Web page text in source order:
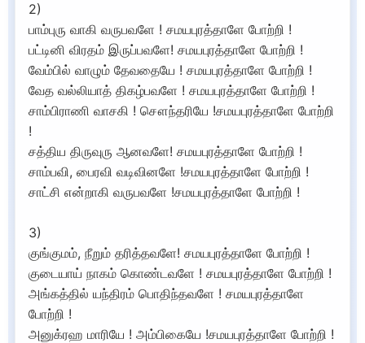
2)
பாம்புரு வாகி வருபவளே ! சமயபுரத்தாளே போற்றி !
பட்டினி விரதம் இருப்பவளே! சமயபுரத்தாளே போற்றி !
வேம்பில் வாழும் தேவதையே ! சமயபுரத்தாளே போற்றி !
வேத வல்லியாத் திகழ்பவளே ! சமயபுரத்தாளே போற்றி !
சாம்பிராணி வாசகி ! சௌந்தரியே !சமயபுரத்தாளே போற்றி
!
சத்திய திருவுரு ஆனவளே! சமயபுரத்தாளே போற்றி !
சாம்பவி, பைரவி வடிவினளே !சமயபுரத்தாளே போற்றி !
சாட்சி என்றாகி வருபவளே !சமயபுரத்தாளே போற்றி !
3)
குங்குமம், நீறும் தரித்தவளே! சமயபுரத்தாளே போற்றி !
குடையாய் நாகம் கொண்டவளே ! சமயபுரத்தாளே போற்றி !
அங்கத்தில் யந்திரம் பொதிந்தவளே ! சமயபுரத்தாளே
போற்றி !
அனுக்ரஹ மாரியே ! அம்பிகையே !சமயபுரத்தாளே போற்றி !